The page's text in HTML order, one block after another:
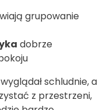
grupowanie
dobrze
schludnie, a
z przestrzeni,